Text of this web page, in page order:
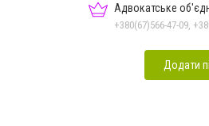
Адвокатське
+380(67)566-47-09,
Додати